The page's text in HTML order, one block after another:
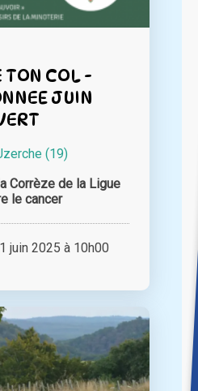
TON COL -
JUIN
(19)
Corrèze de la Ligue
le cancer
2025 à 10h00